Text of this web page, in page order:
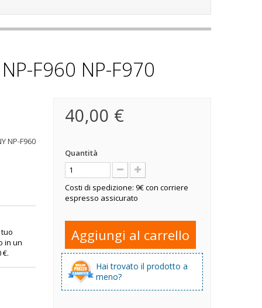
F960 NP-F970
NP-F960
in un
€.
40,00 €
Quantità
Costi di spedizione: 9€ con corriere
espresso assicurato
Aggiungi al carrello
Hai trovato il prodotto a
meno?